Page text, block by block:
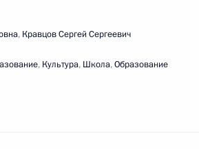
, Кравцов Сергей Сергеевич
, Культура, Школа,Образование